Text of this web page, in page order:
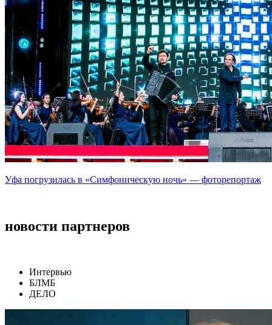
Уфа погрузилась в «Симфоническую ночь» — фоторепортаж
новости партнеров
Интервью
БЛМБ
ДЕЛО